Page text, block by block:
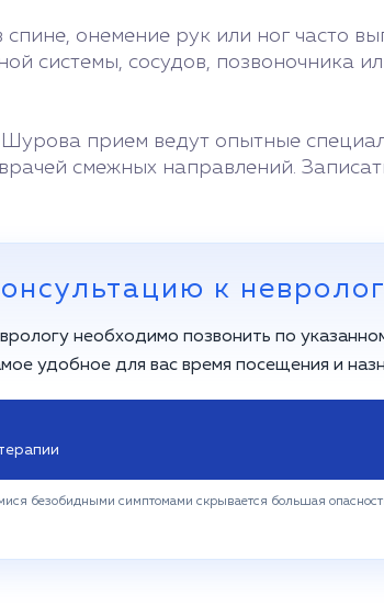
спине, онемение рук или ног часто
системы, сосудов, позвоночника
прием ведут опытные
смежных направлений.
к
необходимо позвонить по
удобное для вас время посещения и
безобидными симптомами скрывается большая